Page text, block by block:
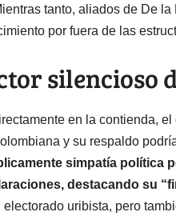
tanto, aliados de De
por fuera de las
silencioso
en la contienda,
y su respaldo
simpatía política
destacando su
electorado uribista, pero